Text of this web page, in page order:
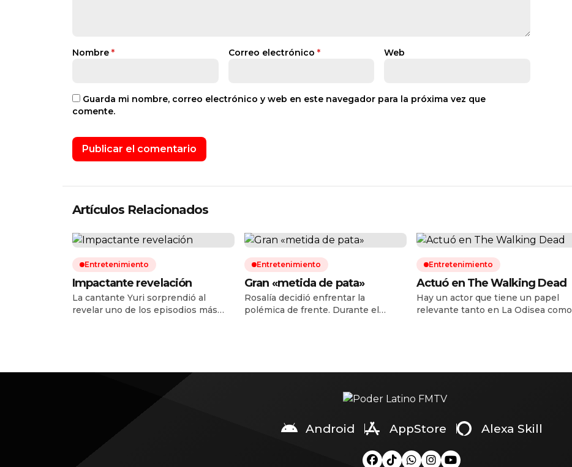
Nombre * Correo electrónico * Web
Guarda mi nombre, correo electrónico y web en este navegador para la próxima vez que
comente.
Artículos Relacionados
Entretenimiento
Impactante revelación
La cantante Yuri sorprendió al
revelar uno de los episodios más
con cáncer de intestino, una
Entretenimiento
Gran «metida de pata»
Rosalía decidió enfrentar la
polémica de frente. Durante el
argentinos luego de la controversia
publicación en redes sociales tras la
Entretenimiento
Actuó en The Walking Dead
Hay un actor que tiene un papel
relevante tanto en La Odisea como
cinematográfico paseándose de
promocionar estos dos
una tercera persona que, sin
acaparar tanta […]
Android AppStore Alexa Skill